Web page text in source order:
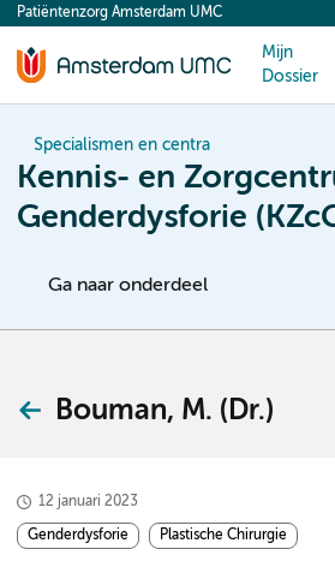
content
Patiëntenzorg Amsterdam UMC
Mijn
Dossier
Specialismen en centra
Kennis- en
Genderdysforie
Ga naar onderdeel
Bouman, M. (Dr.)
12 januari 2023
Genderdysforie Plastische Chirurgie